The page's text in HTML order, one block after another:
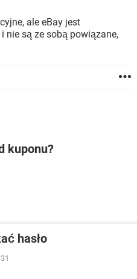
ale eBay jest
nie są ze sobą powiązane,
kuponu?
hasło